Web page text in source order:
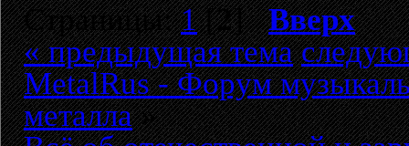
Страницы:1[2]Вверх
« предыдущая тема
MetalRus - Форум
металла»